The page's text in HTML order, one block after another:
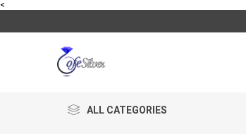
<
ALL CATEGORIES